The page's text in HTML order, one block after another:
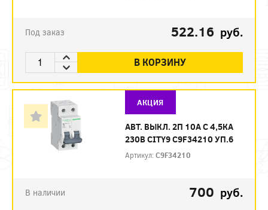
Под заказ 522.16 руб.
В КОРЗИНУ
АКЦИЯ
АВТ. ВЫКЛ. 2П 10А С 4,5КА
230В CITY9 C9F34210 УП.6
Артикул:C9F34210
В наличии 700 руб.